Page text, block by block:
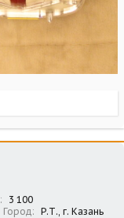
3 100
Город Р.Т., г. Казань